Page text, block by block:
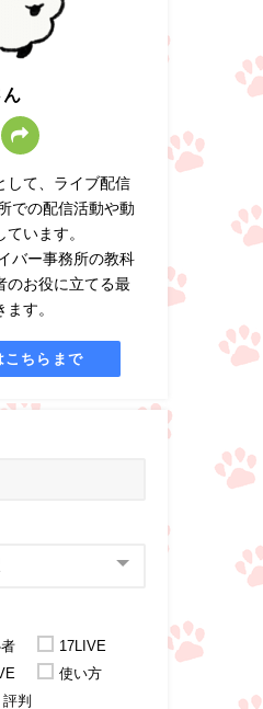
ん
して、ライブ配信
での配信活動や動
います。
バー事務所の教科
のお役に立てる最
す。
こちらまで
17LIVE
使い方
評判